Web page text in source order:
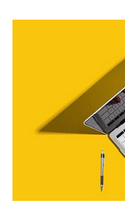
(Zugriffstaste
Zusatzinformationen
(Zugriffstaste
Seiteneinstellungen
(Benutzer/Sprache)